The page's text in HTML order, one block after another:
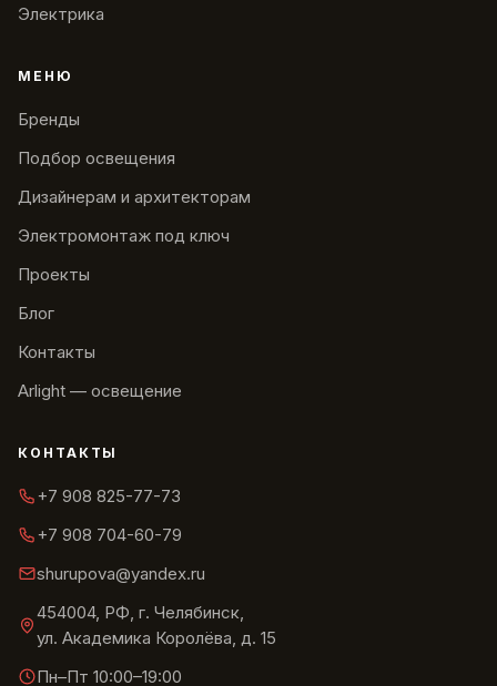
Электрика
МЕНЮ
Бренды
Подбор освещения
Дизайнерам и архитекторам
Электромонтаж под ключ
Проекты
Блог
Контакты
Arlight — освещение
КОНТАКТЫ
+7 908 825-77-73
+7 908 704-60-79
shurupova@yandex.ru
454004, РФ, г. Челябинск,
ул. Академика Королёва, д. 15
Пн–Пт 10:00–19:00